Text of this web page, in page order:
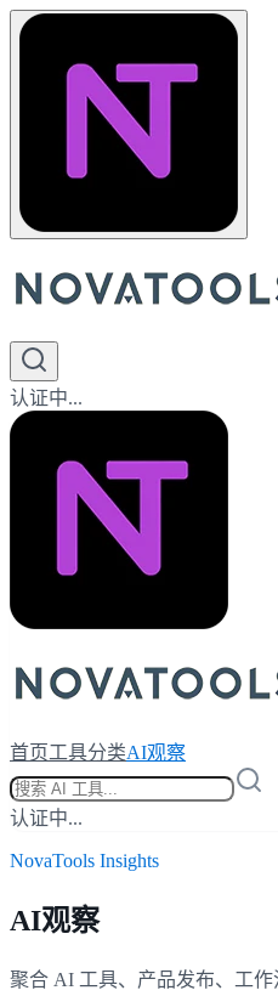
认证中...
首页工具分类AI观察
认证中...
NovaTools Insights
AI观察
聚合 AI 工具、产品发布、工